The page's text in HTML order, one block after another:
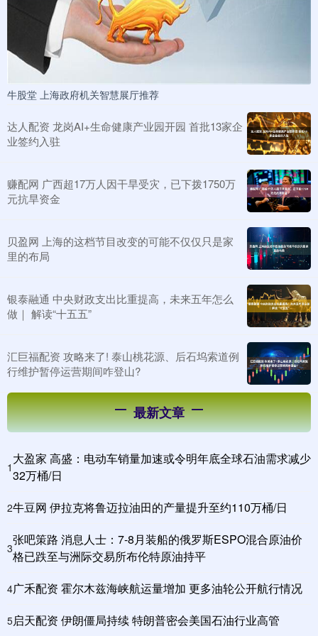
牛股堂 上海政府机关智慧展厅推荐
达人配资 龙岗AI+生命健康产业园开园 首批13家企
业签约入驻
赚配网 广西超17万人因干旱受灾，已下拨1750万
元抗旱资金
贝盈网 上海的这档节目改变的可能不仅仅只是家
里的布局
银泰融通 中央财政支出比重提高，未来五年怎么
做｜ 解读“十五五”
汇巨福配资 攻略来了! 泰山桃花源、后石坞索道例
行维护暂停运营期间咋登山?
最新文章
1
大盈家 高盛：电动车销量加速或令明年底全球石油需求减少
32万桶/日
2牛豆网 伊拉克将鲁迈拉油田的产量提升至约110万桶/日
3
张吧策路 消息人士：7-8月装船的俄罗斯ESPO混合原油价
格已跌至与洲际交易所布伦特原油持平
4广禾配资 霍尔木兹海峡航运量增加 更多油轮公开航行情况
5启天配资 伊朗僵局持续 特朗普密会美国石油行业高管